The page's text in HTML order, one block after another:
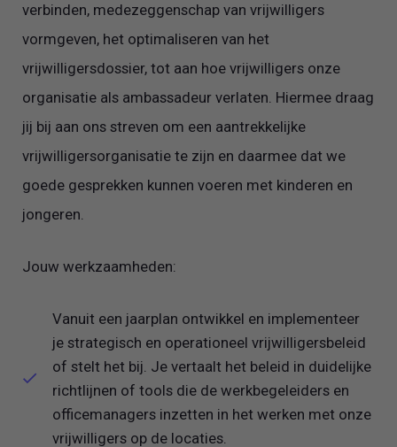
verbinden, medezeggenschap van vrijwilligers
vormgeven, het optimaliseren van het
vrijwilligersdossier, tot aan hoe vrijwilligers onze
organisatie als ambassadeur verlaten. Hiermee draag
jij bij aan ons streven om een aantrekkelijke
vrijwilligersorganisatie te zijn en daarmee dat we
goede gesprekken kunnen voeren met kinderen en
jongeren.
Jouw werkzaamheden:
Vanuit een jaarplan ontwikkel en implementeer
je strategisch en operationeel vrijwilligersbeleid
of stelt het bij. Je vertaalt het beleid in duidelijke
richtlijnen of tools die de werkbegeleiders en
officemanagers inzetten in het werken met onze
vrijwilligers op de locaties.